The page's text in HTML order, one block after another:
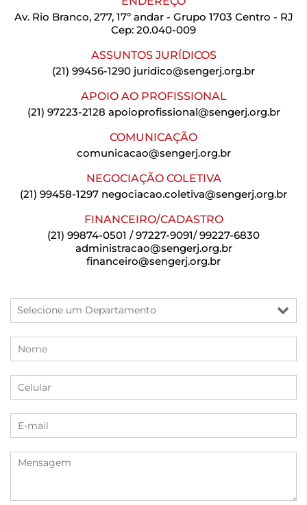
Av. Rio Branco, 277, 17º andar - Grupo 1703 Centro - RJ
Cep: 20.040-009
ASSUNTOS JURÍDICOS
(21) 99456-1290 juridico@sengerj.org.br
APOIO AO PROFISSIONAL
(21) 97223-2128 apoioprofissional@sengerj.org.br
COMUNICAÇÃO
comunicacao@sengerj.org.br
NEGOCIAÇÃO COLETIVA
(21) 99458-1297 negociacao.coletiva@sengerj.org.br
FINANCEIRO/CADASTRO
(21) 99874-0501 / 97227-9091/ 99227-6830
administracao@sengerj.org.br
financeiro@sengerj.org.br